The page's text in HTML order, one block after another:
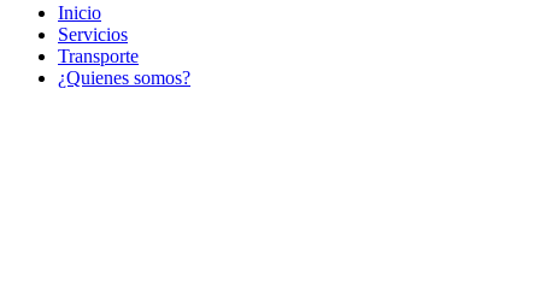
contenido
Inicio
Servicios
Transporte
¿Quienes somos?